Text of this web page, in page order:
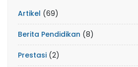
Artikel (69)
Berita Pendidikan (8)
Prestasi (2)